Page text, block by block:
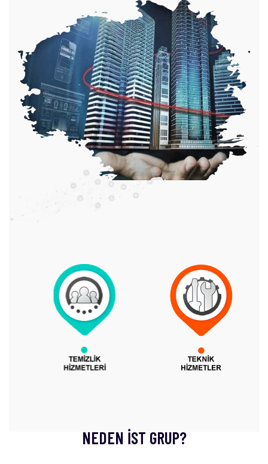
NEDEN İST GRUP?